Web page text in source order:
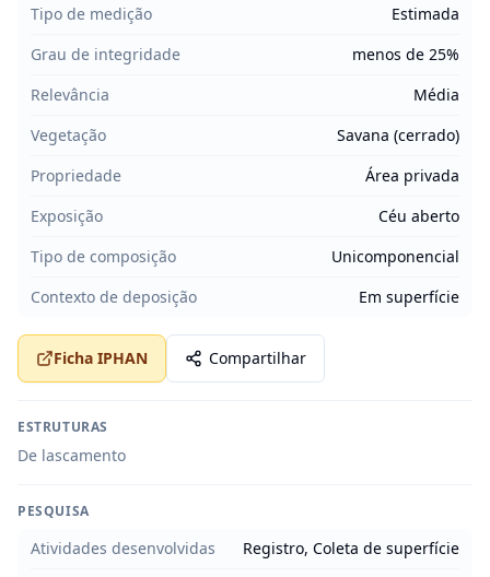
Tipo de medição
Estimada
Grau de integridade
menos de 25%
Relevância
Média
Vegetação
Savana (cerrado)
Propriedade
Área privada
Exposição
Céu aberto
Tipo de composição
Unicomponencial
Contexto de deposição
Em superfície
Ficha IPHAN Compartilhar
ESTRUTURAS
De lascamento
PESQUISA
Atividades desenvolvidas
Registro, Coleta de superfície